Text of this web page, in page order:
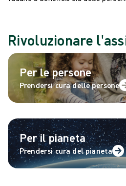
Rivoluzionare
Per le persone
Prendersi cura delle persone
Per il pianeta
Prendersi cura del pianeta